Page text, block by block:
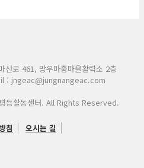
산로 461, 망우마중마을활력소 2층
: jngeac@jungnangeac.com
등활동센터. All Rights Reserved.
침 오시는 길